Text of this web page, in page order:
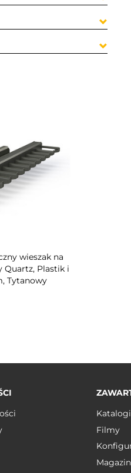
wieszak na
Quartz, Plastik i
Tytanowy
Katalogi
Filmy